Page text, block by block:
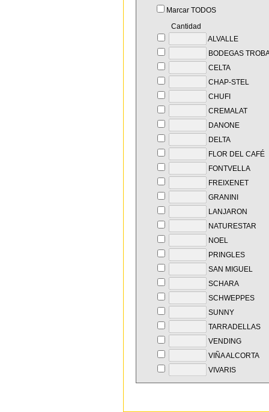
Marcar TODOS
Cantidad
ALVALLE
BODEGAS
CELTA
CHAP-STEL
CHUFI
CREMALAT
DANONE
DELTA
FLOR DEL CAFÉ
FONTVELLA
FREIXENET
GRANINI
LANJARON
NATURESTAR
NOEL
PRINGLES
SAN MIGUEL
SCHARA
SCHWEPPES
SUNNY
TARRADELLAS
VENDING
VIÑA ALCORTA
VIVARIS